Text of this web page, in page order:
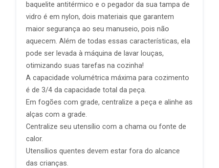
baquelite antitérmico e o pegador da sua tampa de
vidro é em nylon, dois materiais que garantem
maior segurança ao seu manuseio, pois não
aquecem. Além de todas essas características, ela
pode ser levada à máquina de lavar louças,
otimizando suas tarefas na cozinha!
A capacidade volumétrica máxima para cozimento
é de 3/4 da capacidade total da peça.
Em fogões com grade, centralize a peça e alinhe as
alças com a grade.
Centralize seu utensílio com a chama ou fonte de
calor.
Utensílios quentes devem estar fora do alcance
das crianças.